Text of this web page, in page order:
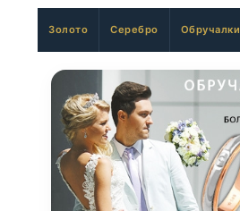
Золото Серебро Обручалки